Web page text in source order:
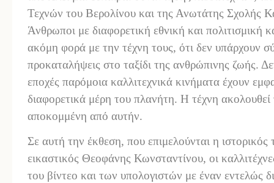
Τεχνών του Βερολίνου και της Ανωτάτης Σχολής
Άνθρωποι με διαφορετική εθνική και πολιτισμική
ακόμη φορά με την τέχνη τους, ότι δεν υπάρχουν
προκαταλήψεις στο ταξίδι της ανθρώπινης ζωής.
εποχές παρόμοια καλλιτεχνικά κινήματα έχουν
διαφορετικά μέρη του πλανήτη. Η τέχνη
αποκομμένη από αυτήν.
Σε αυτή την έκθεση, που επιμελούνται η
εικαστικός Θεοφάνης Κωνσταντίνου, οι
του βίντεο και των υπολογιστών με έναν εντελώς